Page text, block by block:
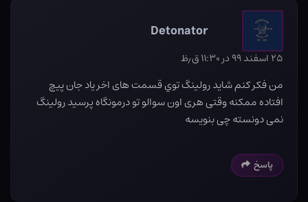
Detonator
۲۵ اسفند ۹۹ در ۱۱:۳۰ ق٫ظ
من فکر کنم شايد رولينگ توي قسمت های اخر یاد جان پیچ
افتاده ممکنه وقتی هری اون سوالو تو درمونگاه پرسید رولینگ
نمی دونسته چی بنویسه
پاسخ